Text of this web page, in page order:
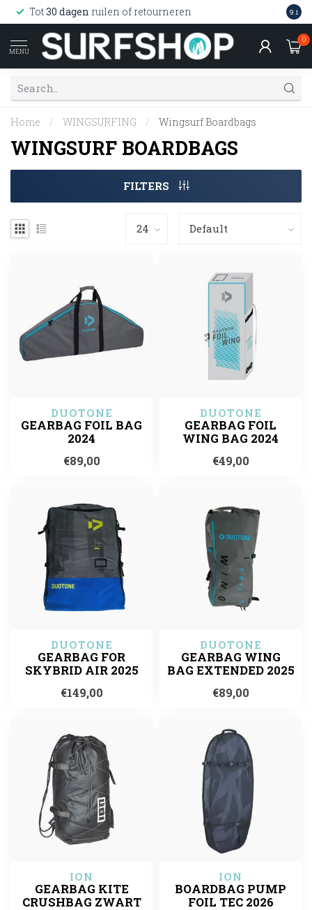
Tot30 dagen ruilen of retourneren 9.1
MENU
0
Home / WINGSURFING / Wingsurf Boardbags
WINGSURF BOARDBAGS
FILTERS
DUOTONE
GEARBAG FOIL BAG
2024
€89,00
DUOTONE
GEARBAG FOIL
WING BAG 2024
€49,00
DUOTONE
GEARBAG FOR
SKYBRID AIR 2025
€149,00
DUOTONE
GEARBAG WING
BAG EXTENDED 2025
€89,00
ION
GEARBAG KITE
CRUSHBAG ZWART
ION
BOARDBAG PUMP
FOIL TEC 2026